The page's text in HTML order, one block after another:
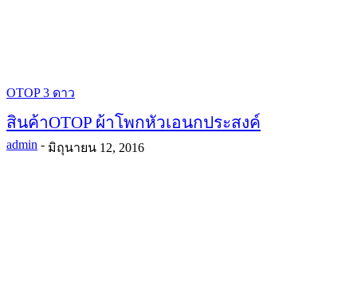
OTOP 3 ดาว
สินค้าOTOP ผ้าโพกหัวเอนกประสงค์
admin - มิถุนายน 12, 2016